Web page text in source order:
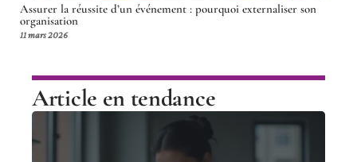
Assurer la réussite d’un événement : pourquoi externaliser son
organisation
11 mars 2026
Article en tendance